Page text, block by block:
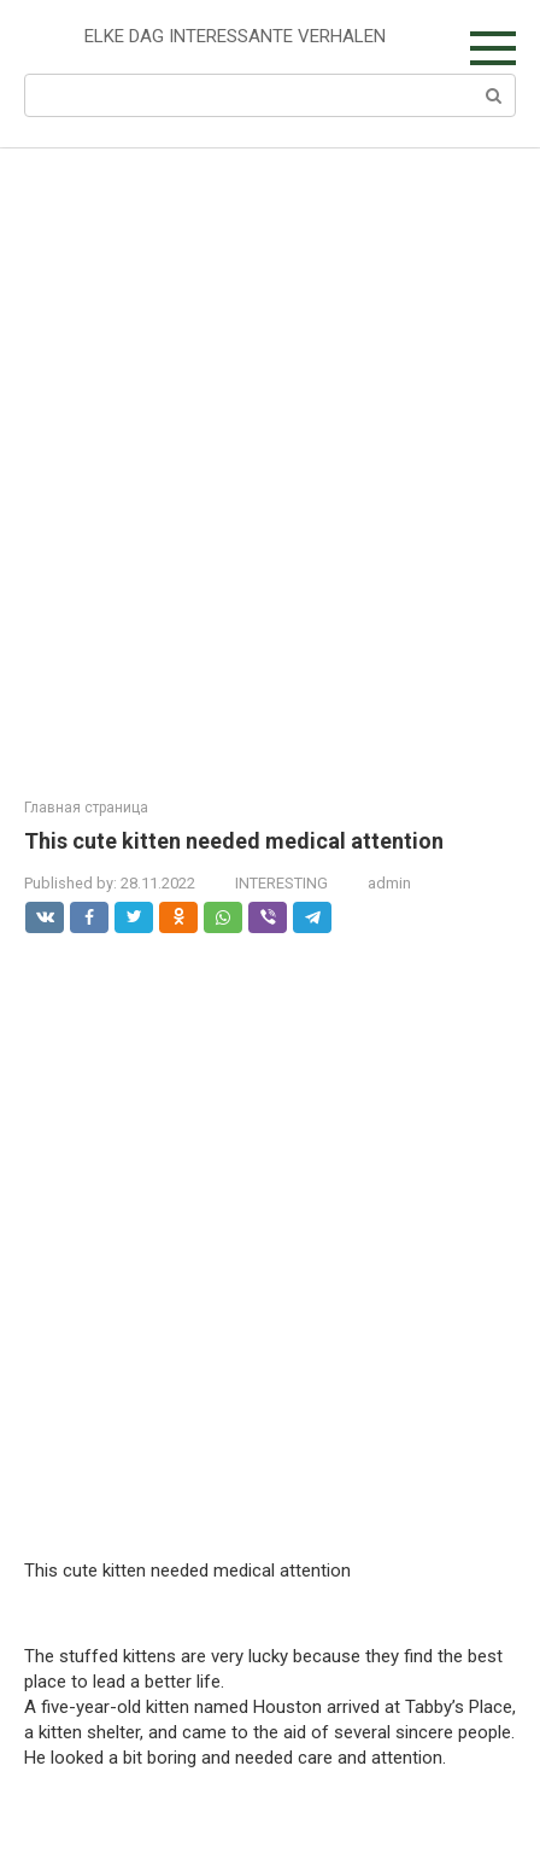
ELKE DAG INTERESSANTE VERHALEN
Search:
Главная страница
This cute kitten needed medical attention
Published by: 28.11.2022 INTERESTING admin
This cute kitten needed medical attention
The stuffed kittens are very lucky because they find the best
place to lead a better life.
A five-year-old kitten named Houston arrived at Tabby’s Place,
a kitten shelter, and came to the aid of several sincere people.
He looked a bit boring and needed care and attention.